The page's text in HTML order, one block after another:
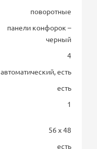
поворотные
панели конфорок –
черный
4
автоматический, есть
есть
1
56 x 48
есть